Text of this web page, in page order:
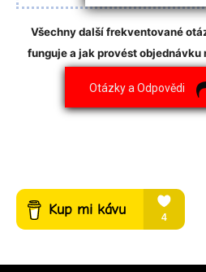
Všechny další frekventované
funguje a jak provést objednávku
Otázky a Odpovědi